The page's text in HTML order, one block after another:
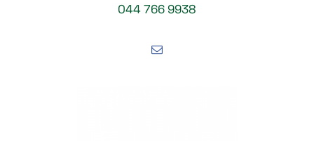
044 766 9938